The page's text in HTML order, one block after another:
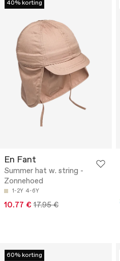
40% korting
En Fant
Summer hat w. string -
Zonnehoed
1-2Y 4-6Y
10.77 € 17.95 €
60% korting